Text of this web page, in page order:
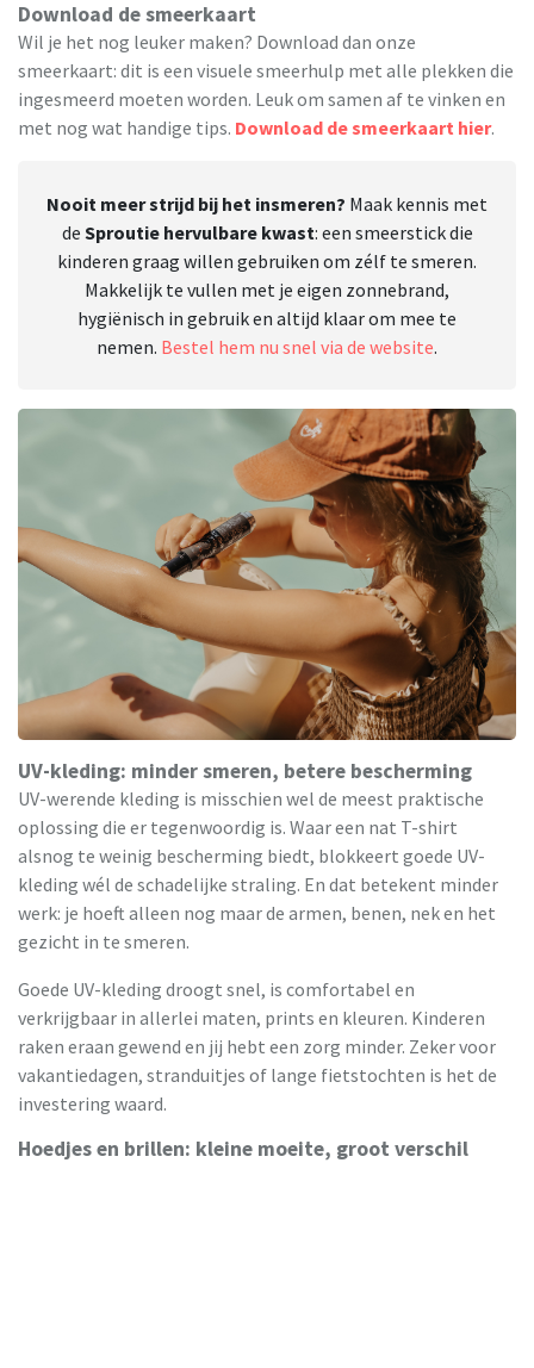
Download de smeerkaart
Wil je het nog leuker maken? Download dan onze
smeerkaart: dit is een visuele smeerhulp met alle plekken die
ingesmeerd moeten worden. Leuk om samen af te vinken en
met nog wat handige tips. Download de smeerkaart hier.
Nooit meer strijd bij het insmeren? Maak kennis met
de Sproutie hervulbare kwast: een smeerstick die
kinderen graag willen gebruiken om zélf te smeren.
Makkelijk te vullen met je eigen zonnebrand,
hygiënisch in gebruik en altijd klaar om mee te
nemen. Bestel hem nu snel via de website.
UV-kleding: minder smeren, betere bescherming
UV-werende kleding is misschien wel de meest praktische
oplossing die er tegenwoordig is. Waar een nat T-shirt
alsnog te weinig bescherming biedt, blokkeert goede UV-
kleding wél de schadelijke straling. En dat betekent minder
werk: je hoeft alleen nog maar de armen, benen, nek en het
gezicht in te smeren.
Goede UV-kleding droogt snel, is comfortabel en
verkrijgbaar in allerlei maten, prints en kleuren. Kinderen
raken eraan gewend en jij hebt een zorg minder. Zeker voor
vakantiedagen, stranduitjes of lange fietstochten is het de
investering waard.
Hoedjes en brillen: kleine moeite, groot verschil